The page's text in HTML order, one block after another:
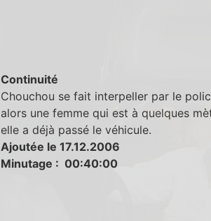
Continuité
Chouchou se fait interpeller par le
alors une femme qui est à quelques
elle a déjà passé le véhicule.
Ajoutée le 17.12.2006
Minutage : 00:40:00